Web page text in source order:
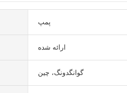
پمپ
ارائه شده
گوانگدونگ، چین